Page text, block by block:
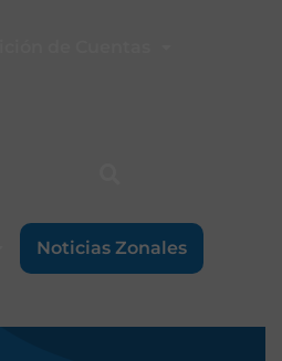
Noticias Zonales